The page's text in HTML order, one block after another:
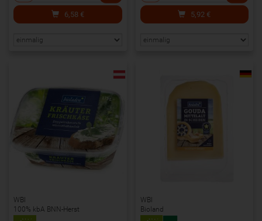
6,58 € 5,92 €
WBI
100% kbA BNN-Herst
WBI
Bioland